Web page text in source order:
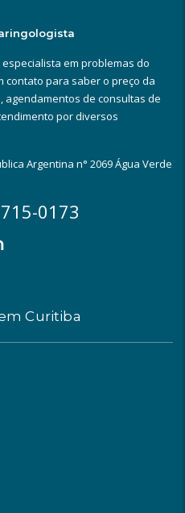
especialista em problemas do
contato para saber o preço da
agendamentos de consultas de
por diversos
Argentina n° 2069 Água Verde
0173
Curitiba